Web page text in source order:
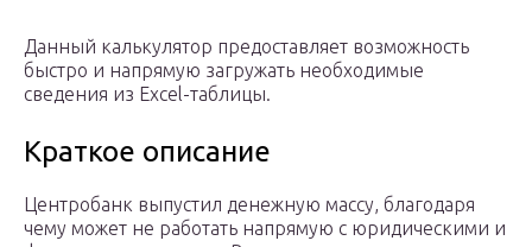
Данный калькулятор предоставляет возможность
быстро и напрямую загружать необходимые
сведения из Excel-таблицы.
Краткое описание
Центробанк выпустил денежную массу, благодаря
чему может не работать напрямую с юридическими и